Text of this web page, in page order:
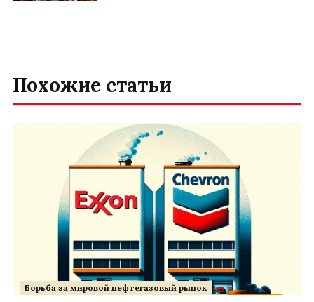
Похожие статьи
Борьба за мировой нефтегазовый рынок